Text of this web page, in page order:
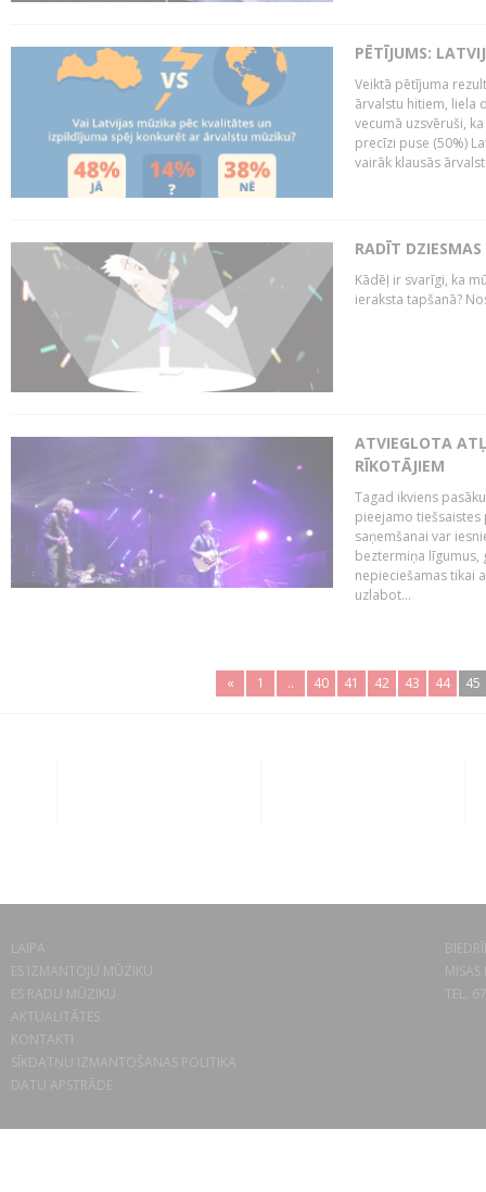
PĒTĪJUMS:
Veiktā pētījuma
ārvalstu hitiem, liela
vecumā uzsvēruši,
precīzi puse (50%)
vairāk klausās
RADĪT
Kādēļ ir svarīgi, ka
ieraksta tapšanā?
ATVIEGLOTA
RĪKOTĀJIEM
Tagad ikviens
pieejamo tiešsaistes
saņemšanai var
beztermiņa līgumus,
nepieciešamas tikai
uzlabot...
« 1 .. 40 41 42 43 44 45
LAIPA
ES IZMANTOJU MŪZIKU
ES RADU MŪZIKU
AKTUALITĀTES
KONTAKTI
SĪKDATŅU IZMANTOŠANAS POLITIKA
DATU APSTRĀDE
TEL.